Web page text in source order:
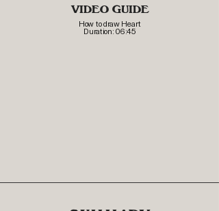
VIDEO GUIDE
How to draw Heart
Duration: 06:45